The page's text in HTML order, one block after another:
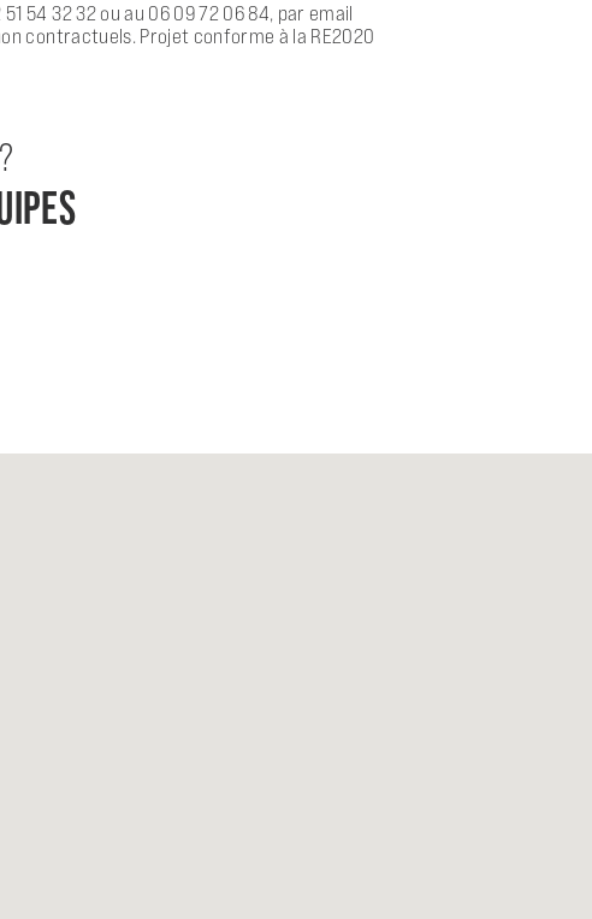
54 32 32 ou au 06 09 72 06 84, par email
contractuels. Projet conforme à la RE2020